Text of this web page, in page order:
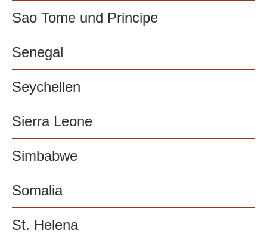
Sao Tome und Principe
Senegal
Seychellen
Sierra Leone
Simbabwe
Somalia
St. Helena